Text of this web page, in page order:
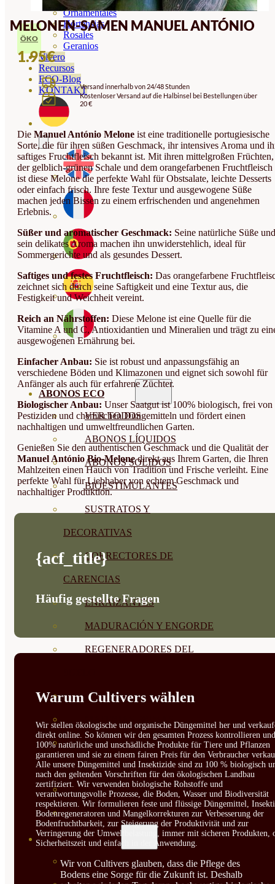
Ornamentales
Hortensias
Rosales
Geranios
Vivero
Recursos
ECO-Blog
KONTAKT
ABONOS ECO
VER TODOS
ABONOS LÍQUIDOS
ABONOS SOLIDOS
BIOESTIMULANTES
SUSTRATOS Y
DECORATIVAS
CORRECTORES DE
CARENCIAS
ENRAIZANTES
MADURACIÓN Y ENGORDE
REGENERADORES DEL
ÁCIDOS HÚMICOS
PROTECCIÓN CULTIVOS Y
PLANTAS
PLANTAS INTERIOR
GROWPUNCH
SEMILLAS
VER TODAS
MELONEN-SAMEN MANUEL ANTÓNIO
ÖKO
1.95€
Versand innerhalb von 24/48 Stunden
Kostenloser Versand auf die Halbinsel bei Bestellungen über
20 €
Die Manuel António Melone ist eine traditionelle portugiesische
Sorte, die für ihren süßen Geschmack, ihr intensives Aroma und
saftiges Fruchtfleisch bekannt ist. Mit ihren mittelgroßen Früchten,
der gelblich-grünen Schale und dem orangefarbenen Fruchtfleisch
ist diese Melone die perfekte Wahl für Obstsalate, leichte Desserts
oder einfach frisch. Ihre feste Textur und ausgewogene Süße
machen jeden Bissen zu einem erfrischenden und angenehmen
Erlebnis.
Süßer und aromatischer Geschmack: Seine natürliche Süße und
sein delikates Aroma machen ihn unwiderstehlich, ideal für
Sommergerichte und als gesundes Dessert.
Saftiges und festes Fruchtfleisch: Das orangefarbene
zeichnet sich durch seine Saftigkeit und eine Textur aus, die
Festigkeit und Weichheit vereint.
Reich an Nährstoffen: Diese Melone ist eine Quelle für die
Vitamine A und C, Antioxidantien und Mineralien und trägt zu
ausgewogenen Ernährung bei.
Einfacher Anbau: Sie ist robust und anpassungsfähig an
verschiedene Böden und Klimazonen und eignet sich sowohl für
Anfänger als auch für erfahrene Züchter.
Biologischer Anbau: Unser Saatgut ist 100% biologisch, frei von
Pestiziden und chemischen Düngemitteln und fördert einen
nachhaltigen und umweltfreundlichen Garten.
Genießen Sie den authentischen Geschmack und die Qualität der
Manuel António Bio-Melonedirekt aus Ihrem Garten, die Ihren
Mahlzeiten einen Hauch von Tradition und Frische verleiht. Eine
perfekte Wahl für Liebhaber von echtem Geschmack und
nachhaltiger Produktion.
{acf_title}
Häufig gestellte Fragen
Warum Cultivers wählen
Wir stellen ökologische und organische Düngemittel her und
direkt online. So können wir den gesamten Prozess kontrollieren und
100% natürliche und unschädliche Produkte für Tiere und Pflanzen
garantieren und sie zu einem fairen Preis für den Verbraucher
Alle unsere Düngemittel und Insektizide sind zu 100 % biologisch
nach den geltenden Vorschriften für den ökologischen Landbau
zertifiziert. Wir verwenden biologische Rohstoffe und
verantwortungsvolle Prozesse, die Boden, Wasser und Biodiversität
respektieren. Wir formulieren feste und flüssige Düngemittel,
Bodenregeneratoren und Mangelkorrekturen zur Verbesserung der
Bodenfruchtbarkeit, zur Steigerung der Produktivität und zur
Verringerung der Umweltbelastung, immer mit sicheren Produkten,
Sicherheitszeit und einfach in der Anwendung.
Wir von Cultivers glauben, dass die Pflege des
Bodens eine Sorge für die Zukunft ist. Deshalb